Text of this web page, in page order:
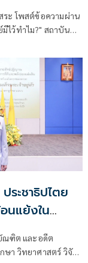
ระ โพสต์ข้อความผ่าน
ไว้ทำไม?" สถาบัน
ระชาธิปไตย
นแย้งใน
ณฑิต และอดีต
ษา วิทยาศาสตร์ วิจัย